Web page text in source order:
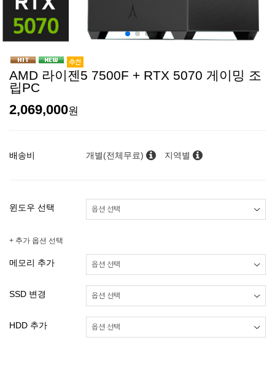
AMD 라이젠5 7500F + RTX 5070 게이밍 조
립PC
2,069,000원
배송비 개별(전체무료) 지역별
윈도우 선택
+ 추가 옵션 선택
메모리 추가
SSD 변경
HDD 추가